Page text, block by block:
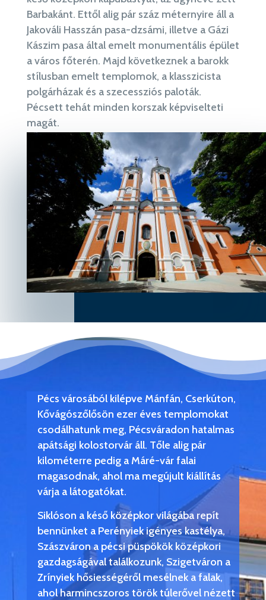
Barbakánt. Ettől alig pár száz méternyire áll a
Jakováli Hasszán pasa-dzsámi, illetve a Gázi
Kászim pasa által emelt monumentális épület
a város főterén. Majd következnek a barokk
stílusban emelt templomok, a klasszicista
polgárházak és a szecessziós paloták.
Pécsett tehát minden korszak képviselteti
magát.
Pécs városából kilépve Mánfán, Cserkúton,
Kővágószőlősön ezer éves templomokat
csodálhatunk meg, Pécsváradon hatalmas
apátsági kolostorvár áll. Tőle alig pár
kilométerre pedig a Máré-vár falai
magasodnak, ahol ma megújult kiállítás
várja a látogatókat.
Siklóson a késő középkor világába repít
bennünket a Perényiek igényes kastélya,
Szászváron a pécsi püspökök középkori
gazdagságával találkozunk, Szigetváron a
Zrínyiek hősiességéről mesélnek a falak,
ahol harmincszoros török túlerővel nézett